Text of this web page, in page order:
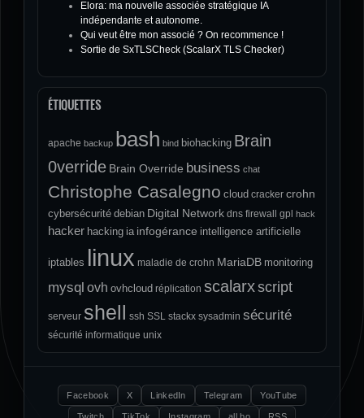
Elora: ma nouvelle associée stratégique IA
indépendante et autonome.
Qui veut être mon associé ? On recommence !
Sortie de SxTLSCheck (ScalarX TLS Checker)
ÉTIQUETTES
apache backup bash bind biohacking Brain
0verride Brain Override business chat
Christophe Casalegno cloud cracker crohn
cybersécurité debian Digital Network dns firewall gpl hack
hacker hacking ia infogérance intelligence artificielle
iptables linux maladie de crohn MariaDB monitoring
mysql ovh ovhcloud réplication scalarxscript
serveur shell ssh SSL stackx sysadmin sécurité
sécurité informatique unix
Facebook X LinkedIn Telegram YouTube